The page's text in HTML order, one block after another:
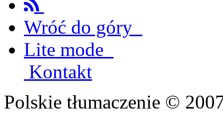
Wróć do góry
Lite mode
Kontakt
Polskie tłumaczenie ©